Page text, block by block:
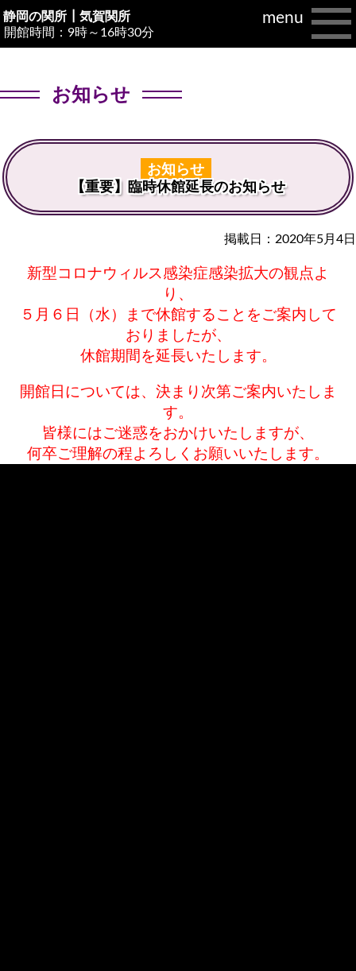
静岡の関所┃気賀関所
開館時間：9時～16時30分
menu
お知らせ
お知らせ
【重要】臨時休館延長のお知らせ
掲載日：2020年5月4日
新型コロナウィルス感染症感染拡大の観点よ
り、
５月６日（水）まで休館することをご案内して
おりましたが、
休館期間を延長いたします。
開館日については、決まり次第ご案内いたしま
す。
皆様にはご迷惑をおかけいたしますが、
何卒ご理解の程よろしくお願いいたします。